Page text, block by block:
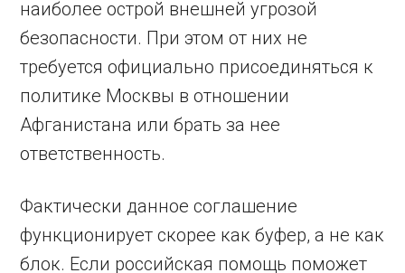
наиболее острой внешней угрозой
безопасности. При этом от них не
требуется официально присоединяться к
политике Москвы в отношении
Афганистана или брать за нее
ответственность.
Фактически данное соглашение
функционирует скорее как буфер, а не как
блок. Если российская помощь поможет